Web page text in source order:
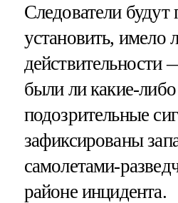
Следователи будут
установить, имело
действительности
были ли какие-либо
подозрительные
зафиксированы
самолетами-
районе инцидента.